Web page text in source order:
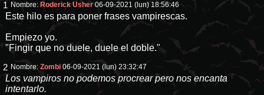
1 Nombre: Roderick Usher 06-09-2021 (lun) 18:56:46
Este hilo es para poner frases vampirescas.
Empiezo yo.
"Fingir que no duele, duele el doble."
2 Nombre:Zombi 06-09-2021 (lun) 23:32:47
Los vampiros no podemos procrear pero nos encanta
intentarlo.